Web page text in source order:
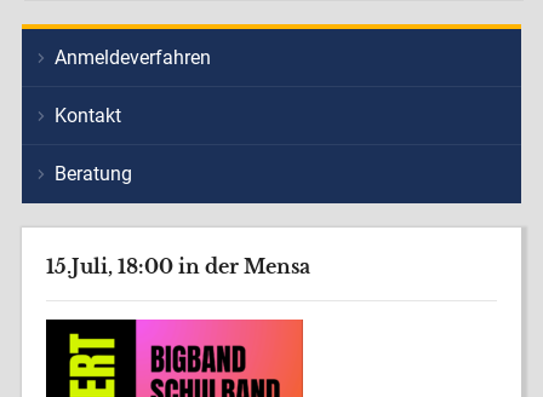
Anmeldeverfahren
Kontakt
Beratung
15.Juli, 18:00 in der Mensa